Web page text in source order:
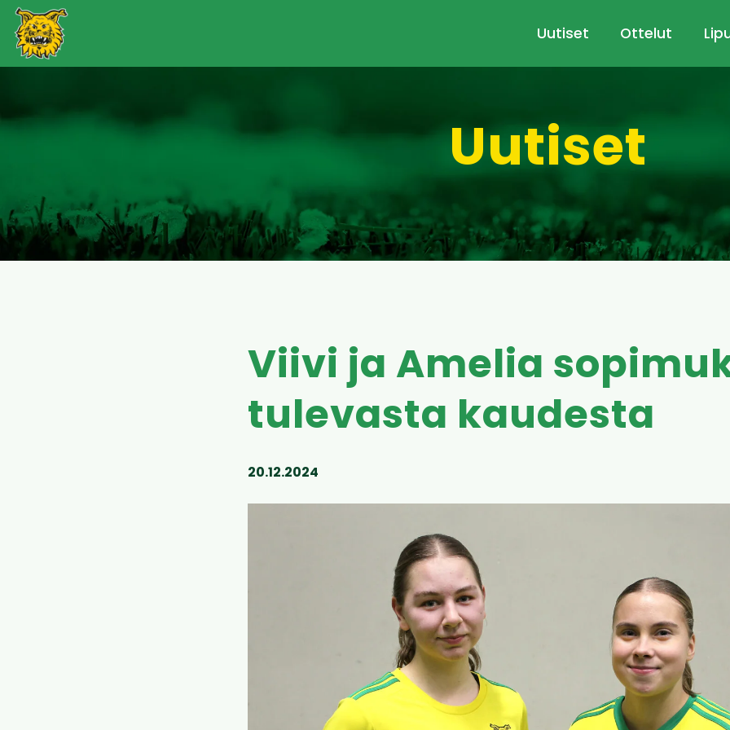
Uutiset Ottelut
Uutiset
Viivi ja Amelia
tulevasta kaudesta
20.12.2024